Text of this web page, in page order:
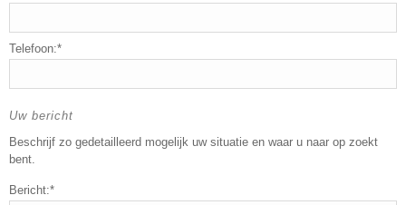
Telefoon:*
Uw bericht
Beschrijf zo gedetailleerd mogelijk uw situatie en waar u naar op zoekt
bent.
Bericht:*